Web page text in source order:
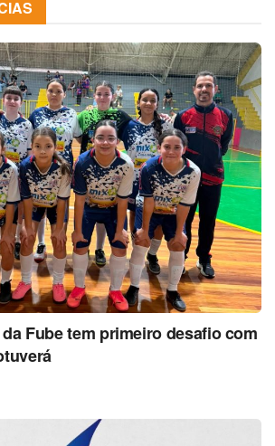
Fube tem primeiro desafio com